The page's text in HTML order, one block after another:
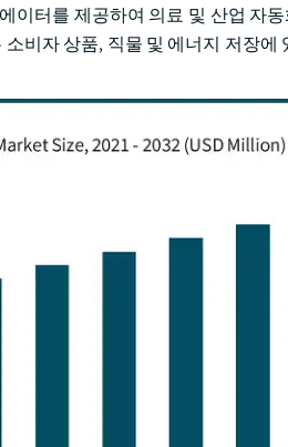
터를 제공하여 의료 및 산업 자
비자 상품, 직물 및 에너지 저장